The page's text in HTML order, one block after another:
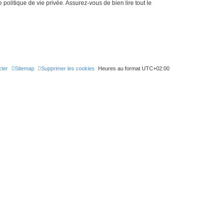
de vie privée. Assurez-vous de bien lire tout le
Heures au format UTC+02:00
Supprimer les cookies
Sitemap